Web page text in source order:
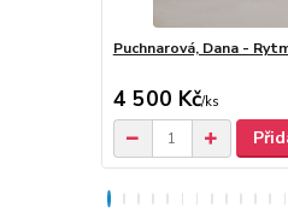
Puchnarová, Dana -
4 500 Kč/ks